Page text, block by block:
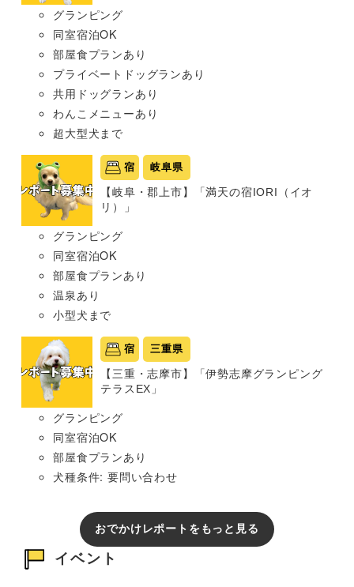
グランピング
同室宿泊OK
部屋食プランあり
プライベートドッグランあり
共用ドッグランあり
わんこメニューあり
超大型犬まで
宿 岐阜県
【岐阜・郡上市】「満天の宿IORI（イオ
リ）」
グランピング
同室宿泊OK
部屋食プランあり
温泉あり
小型犬まで
宿 三重県
【三重・志摩市】「伊勢志摩グランピング
テラスEX」
グランピング
同室宿泊OK
部屋食プランあり
犬種条件: 要問い合わせ
おでかけレポートをもっと見る
イベント